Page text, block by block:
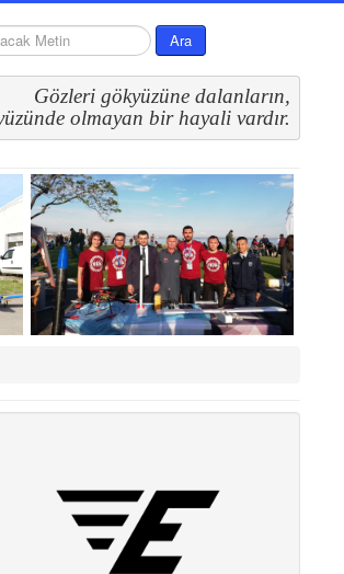
Ara
Gözleri gökyüzüne dalanların,
olmayan bir hayali vardır.